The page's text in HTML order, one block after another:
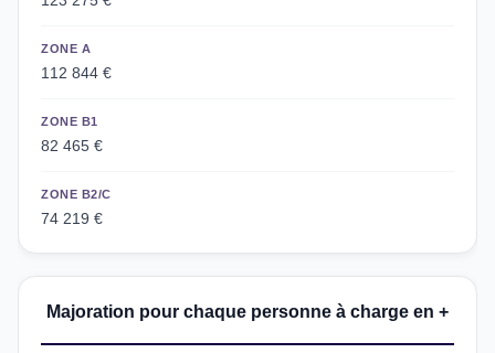
ZONE A
112 844 €
ZONE B1
82 465 €
ZONE B2/C
74 219 €
Majoration pour chaque personne à charge en +